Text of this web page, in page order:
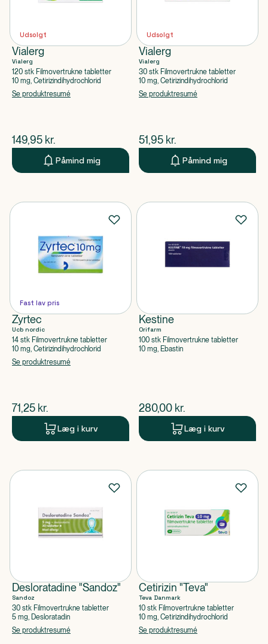
Udsolgt
Vialerg
Vialerg
120 stk Filmovertrukne tabletter
10 mg, Cetirizindihydrochlorid
Se produktresumé
$nuværende pris
149,95 kr.
Påmind mig
Udsolgt
Vialerg
Vialerg
30 stk Filmovertrukne tabletter
10 mg, Cetirizindihydrochlorid
Se produktresumé
$nuværende pris
51,95 kr.
Påmind mig
Fast lav pris
Zyrtec
Ucb nordic
14 stk Filmovertrukne tabletter
10 mg, Cetirizindihydrochlorid
Se produktresumé
$nuværende pris
71,25 kr.
Læg i kurv
Kestine
Orifarm
100 stk Filmovertrukne tabletter
10 mg, Ebastin
$nuværende pris
280,00 kr.
Læg i kurv
Desloratadine "Sandoz"
Sandoz
30 stk Filmovertrukne tabletter
5 mg, Desloratadin
Se produktresumé
Cetirizin "Teva"
Teva Danmark
10 stk Filmovertrukne tabletter
10 mg, Cetirizindihydrochlorid
Se produktresumé